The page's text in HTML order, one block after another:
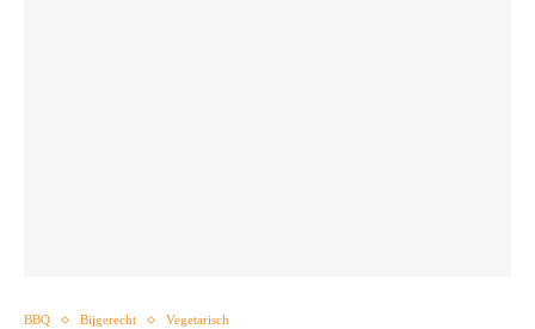
BBQ Bijgerecht Vegetarisch